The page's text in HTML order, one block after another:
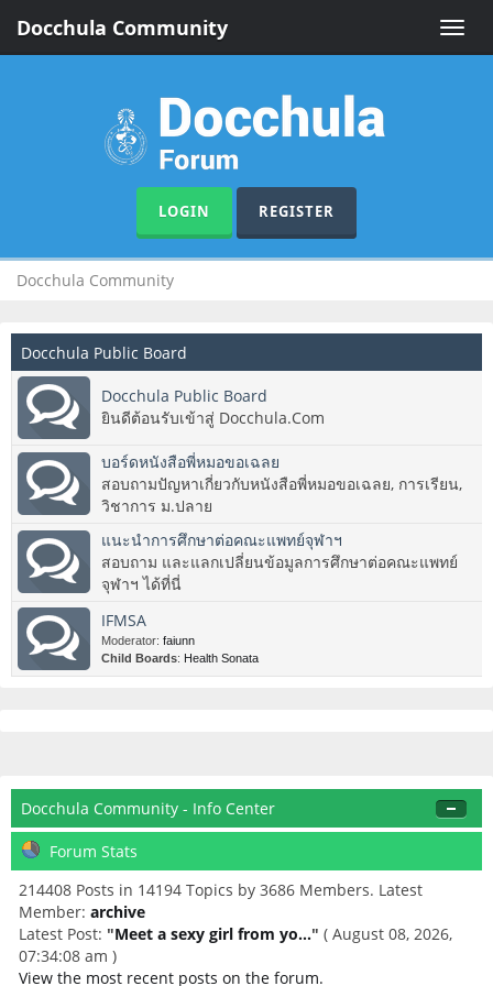
Toggle
Docchula Community
LOGIN REGISTER
Docchula Community
Docchula Public Board
Docchula Public Board
ยินดีต้อนรับเข้าสู่ Docchula.Com
บอร์ดหนังสือพี่หมอขอเฉลย
สอบถามปัญหาเกี่ยวกับหนังสือพี่หมอขอเฉลย, การเรียน,
วิชาการ ม.ปลาย
แนะนำการศึกษาต่อคณะแพทย์จุฬาฯ
สอบถาม และแลกเปลี่ยนข้อมูลการศึกษาต่อคณะแพทย์
จุฬาฯ ได้ที่นี่
IFMSA
Moderator: faiunn
Child Boards: Health Sonata
Docchula Community - Info Center
Forum Stats
214408 Posts in 14194 Topics by 3686 Members. Latest
Member: archive
Latest Post: "Meet a sexy girl from yo..." ( August 08, 2026,
07:34:08 am )
View the most recent posts on the forum.